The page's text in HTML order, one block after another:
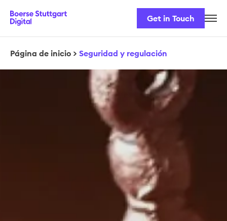
Get in Touch
Nuestro equipo
Nuestros productos
Seguridad y normativa
Página de inicio > Seguridad y regulación